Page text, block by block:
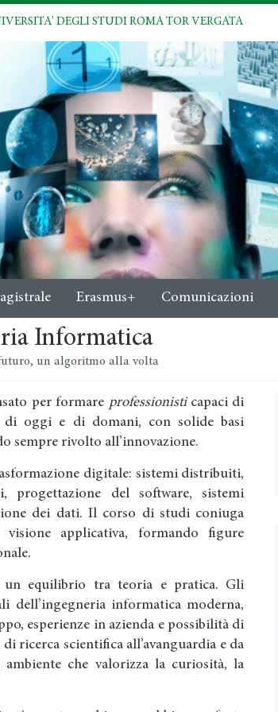
DEGLI STUDI ROMA TOR VERGATA
Erasmus+ Comunicazioni
Informatica
un algoritmo alla volta
per formare professionisticapaci di
oggi e di domani, con solide basi
sempre rivolto all’innovazione.
digitale: sistemi distribuiti,
progettazione del software, sistemi
dei dati. Il corso di studi coniuga
applicativa, formando figure
equilibrio tra teoria e pratica. Gli
informatica moderna,
esperienze in azienda e possibilità di
ricerca scientifica all’avanguardia e da
che valorizza la curiosità, la